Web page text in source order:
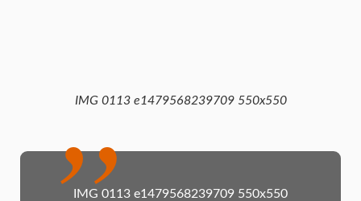
IMG 0113 e1479568239709 550x550
IMG 0113 e1479568239709 550x550